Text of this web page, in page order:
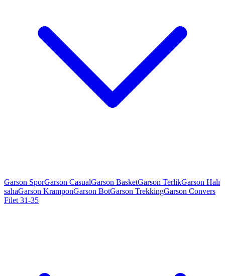
Garson SporGarson CasualGarson BasketGarson TerlikGarson Halı
sahaGarson KramponGarson BotGarson TrekkingGarson Convers
Filet 31-35